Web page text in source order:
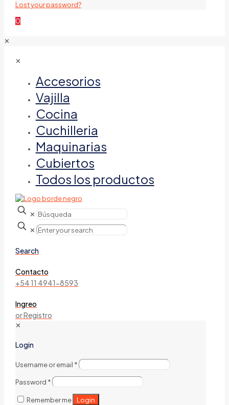
Lost your password?
0
✕
✕
Accesorios
Vajilla
Cocina
Cuchilleria
Maquinarias
Cubiertos
Todos los productos
✕
✕
Search
Contacto
+54 11 4941-8593
Ingreo
or Registro
✕
Login
Username or email *
Password *
Remember me Login